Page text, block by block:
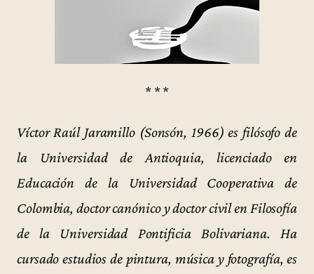
* * *
Víctor Raúl Jaramillo (Sonsón, 1966) es filósofo de
la Universidad de Antioquia, licenciado en
Educación de la Universidad Cooperativa de
Colombia, doctor canónico y doctor civil en Filosofía
de la Universidad Pontificia Bolivariana. Ha
cursado estudios de pintura, música y fotografía, es